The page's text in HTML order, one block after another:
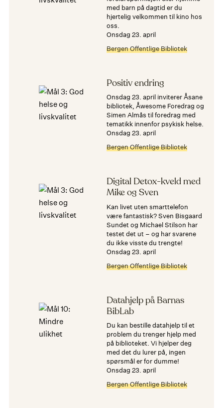
med barn på dagtid er du
hjertelig velkommen til kino hos
oss.
onsdag 23. april
Bergen Offentlige Bibliotek
Positiv endring
Onsdag 23. april inviterer Åsane
bibliotek, Åwesome Foredrag og
Simen Almås til foredrag med
tematikk innenfor psykisk helse.
onsdag 23. april
Bergen Offentlige Bibliotek
Digital Detox-kveld med
Mike og Sven
Kan livet uten smarttelefon
være fantastisk? Sven Bisgaard
Sundet og Michael Stilson har
testet det ut – og har svarene
du ikke visste du trengte!
onsdag 23. april
Bergen Offentlige Bibliotek
Datahjelp på Barnas
BibLab
Du kan bestille datahjelp til et
problem du trenger hjelp med
på biblioteket. Vi hjelper deg
med det du lurer på, ingen
spørsmål er for dumme!
onsdag 23. april
Bergen Offentlige Bibliotek